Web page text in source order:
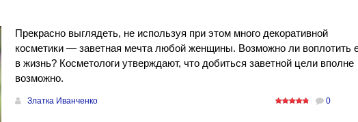
Прекрасно выглядеть, не используя при этом много декоративной
косметики — заветная мечта любой женщины. Возможно ли воплотить
в жизнь? Косметологи утверждают, что добиться заветной цели вполне
возможно.
Златка Иванченко 0